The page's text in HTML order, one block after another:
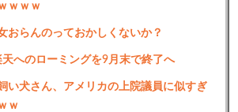
ｗｗｗ
おらんのっておかしくないか？
天へのローミングを9月末で終了へ
い犬さん、アメリカの上院議員に似すぎ
ｗ